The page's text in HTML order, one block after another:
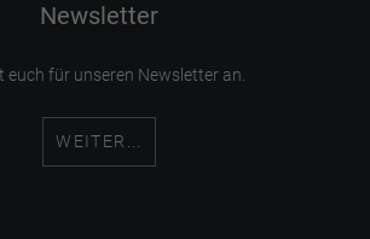
Newsletter
euch für unseren Newsletter an.
WEITER...